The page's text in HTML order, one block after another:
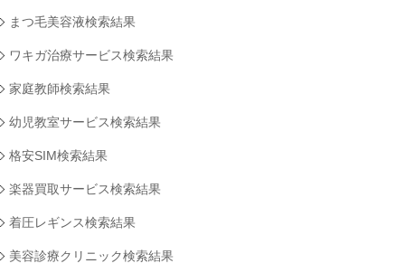
まつ毛美容液検索結果
ワキガ治療サービス検索結果
家庭教師検索結果
幼児教室サービス検索結果
格安SIM検索結果
楽器買取サービス検索結果
着圧レギンス検索結果
美容診療クリニック検索結果